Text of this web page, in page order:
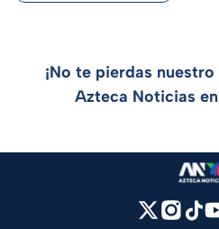
¡No te pierdas
Azteca Noticias